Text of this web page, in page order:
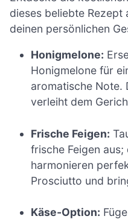
dieses beliebte Rezept
deinen persönlichen
Honigmelone:
Honigmelone für
aromatische Note.
verleiht dem
Frische Feigen:
frische Feigen
harmonieren
Prosciutto und
Käse-Option: